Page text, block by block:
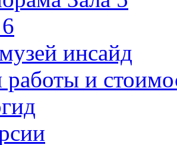
инсайд
и